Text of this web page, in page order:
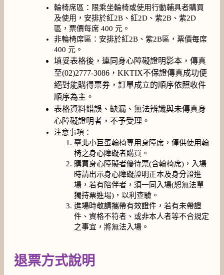
輪椅席區：限乘坐輪椅或使用行動輔具者購買
及使用，安排於紅2B、紅2D、紫2B、紫2D
區，票價每席 400 元。
非輪椅席區：安排於紅2B、紫2B區，票價每席
400 元。
填妥表格後，連同身心障礙證明影本，傳真
至(02)2777-3086，KKTIX不保證傳真成功便
絕對能購得票券，訂單成立的順序依照收件
順序為主。
表格資料錯誤、缺漏、無法辨識與未傳真身
心障礙證明者，不予受理。
注意事項：
臺北小巨蛋輪椅專用身障席，僅供使用輪
椅之身心障礙者購買。
購買身心障礙者優待票(含輪椅席)，入場
時請出示身心障礙證明正本及身分證進
場，若有陪伴者，須一同入場(恕無法單
獨持票進場)，以利查驗。
進場時敬請攜帶有效證件，若有未帶證
件、資格不符者、或非本人者等不合規定
之事宜，將無法入場。
退票方式說明